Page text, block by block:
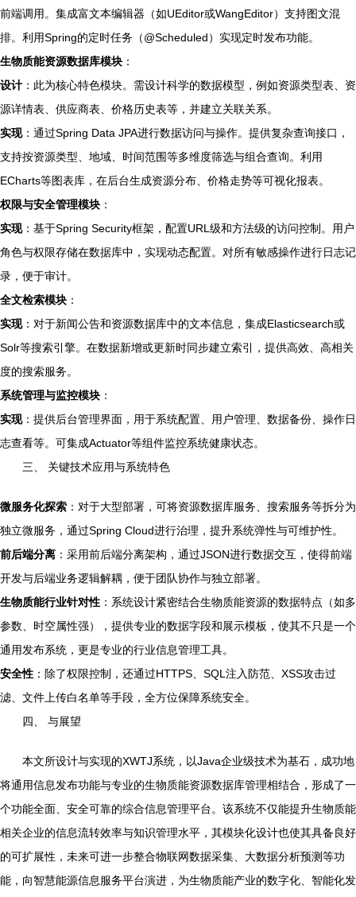
前端调用。集成富文本编辑器（如UEditor或WangEditor）支持图文混
排。利用Spring的定时任务（@Scheduled）实现定时发布功能。
生物质能资源数据库模块 ：
设计 ：此为核心特色模块。需设计科学的数据模型，例如资源类型表、资
源详情表、供应商表、价格历史表等，并建立关联关系。
实现：通过Spring Data JPA进行数据访问与操作。提供复杂查询接口，
支持按资源类型、地域、时间范围等多维度筛选与组合查询。利用
ECharts等图表库，在后台生成资源分布、价格走势等可视化报表。
权限与安全管理模块 ：
实现：基于Spring Security框架，配置URL级和方法级的访问控制。用户
角色与权限存储在数据库中，实现动态配置。对所有敏感操作进行日志记
录，便于审计。
全文检索模块 ：
实现：对于新闻公告和资源数据库中的文本信息，集成Elasticsearch或
Solr等搜索引擎。在数据新增或更新时同步建立索引，提供高效、高相关
度的搜索服务。
系统管理与监控模块 ：
实现：提供后台管理界面，用于系统配置、用户管理、数据备份、操作日
志查看等。可集成Actuator等组件监控系统健康状态。
三、 关键技术应用与系统特色
微服务化探索 ：对于大型部署，可将资源数据库服务、搜索服务等拆分为
独立微服务，通过Spring Cloud进行治理，提升系统弹性与可维护性。
前后端分离 ：采用前后端分离架构，通过JSON进行数据交互，使得前端
开发与后端业务逻辑解耦，便于团队协作与独立部署。
生物质能行业针对性 ：系统设计紧密结合生物质能资源的数据特点（如多
参数、时空属性强），提供专业的数据字段和展示模板，使其不只是一个
通用发布系统，更是专业的行业信息管理工具。
安全性 ：除了权限控制，还通过HTTPS、SQL注入防范、XSS攻击过
滤、文件上传白名单等手段，全方位保障系统安全。
四、 与展望
本文所设计与实现的XWTJ系统，以Java企业级技术为基石，成功地
将通用信息发布功能与专业的生物质能资源数据库管理相结合，形成了一
个功能全面、安全可靠的综合信息管理平台。该系统不仅能提升生物质能
相关企业的信息流转效率与知识管理水平，其模块化设计也使其具备良好
的可扩展性，未来可进一步整合物联网数据采集、大数据分析预测等功
能，向智慧能源信息服务平台演进，为生物质能产业的数字化、智能化发